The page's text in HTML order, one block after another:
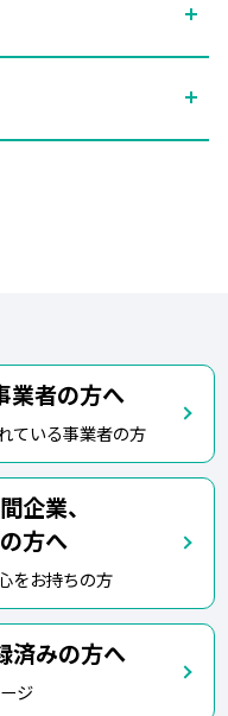
業者の方へ
ている事業者の方
企業、
方へ
をお持ちの方
済みの方へ
ジ